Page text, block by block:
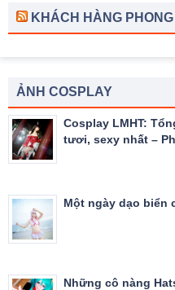
KHÁCH HÀNG
ẢNH COSPLAY
Cosplay LMHT:
tươi, sexy nhất –
Một ngày dạo biển
Những cô nàng